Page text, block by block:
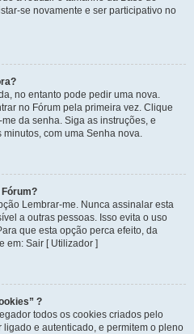
se novamente e ser participativo no
no entanto pode pedir uma nova.
no Fórum pela primeira vez. Clique
da senha. Siga as instruções, e
com uma Senha nova.
Lembrar-me. Nunca assinalar esta
a outras pessoas. Isso evita o uso
que esta opção perca efeito, da
em: Sair [ Utilizador ]
?
todos os cookies criados pelo
e autenticado, e permitem o pleno